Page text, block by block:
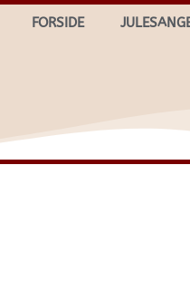
FORSIDE